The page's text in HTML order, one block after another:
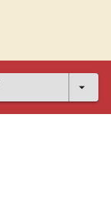
arrow_drop_down